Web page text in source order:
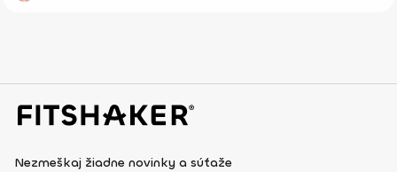
Nezmeškaj žiadne novinky a súťaže